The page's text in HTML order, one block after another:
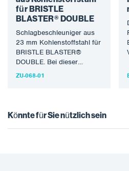
für BRISTLE
BLASTER® DOUBLE
Schlagbeschleuniger aus
23 mm Kohlenstoffstahl für
BRISTLE BLASTER®
DOUBLE. Bei dieser
Technologie wird ein
verwendet, um…
ZU-068-01
Könnte für Sie nützlich sein